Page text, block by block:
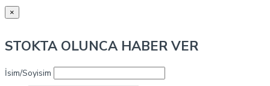
×
STOKTA OLUNCA HABER VER
İsim/Soyisim